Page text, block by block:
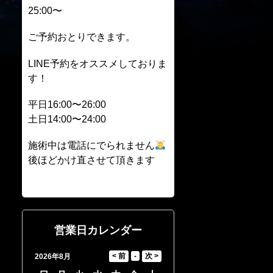
25:00〜
ご予約おとりできます。
LINE予約をオススメしておりま
す！
平日16:00〜26:00
土日14:00〜24:00
施術中は電話にでられません
後ほどかけ直させて頂きます
営業日カレンダー
2026年8月